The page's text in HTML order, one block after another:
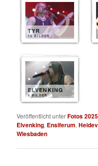
TYR
10 BILDER
ELVENKING
8 BILDER
Veröffentlicht unterFotos 2025
Elvenking, Ensiferum,
Wiesbaden